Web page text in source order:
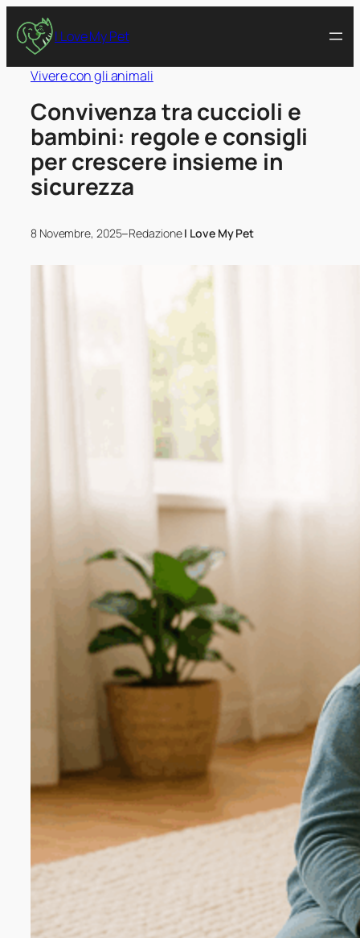
I Love My Pet
Vivere con gli animali
Convivenza tra cuccioli e
bambini: regole e consigli
per crescere insieme in
sicurezza
8 Novembre, 2025–RedazioneI Love My Pet